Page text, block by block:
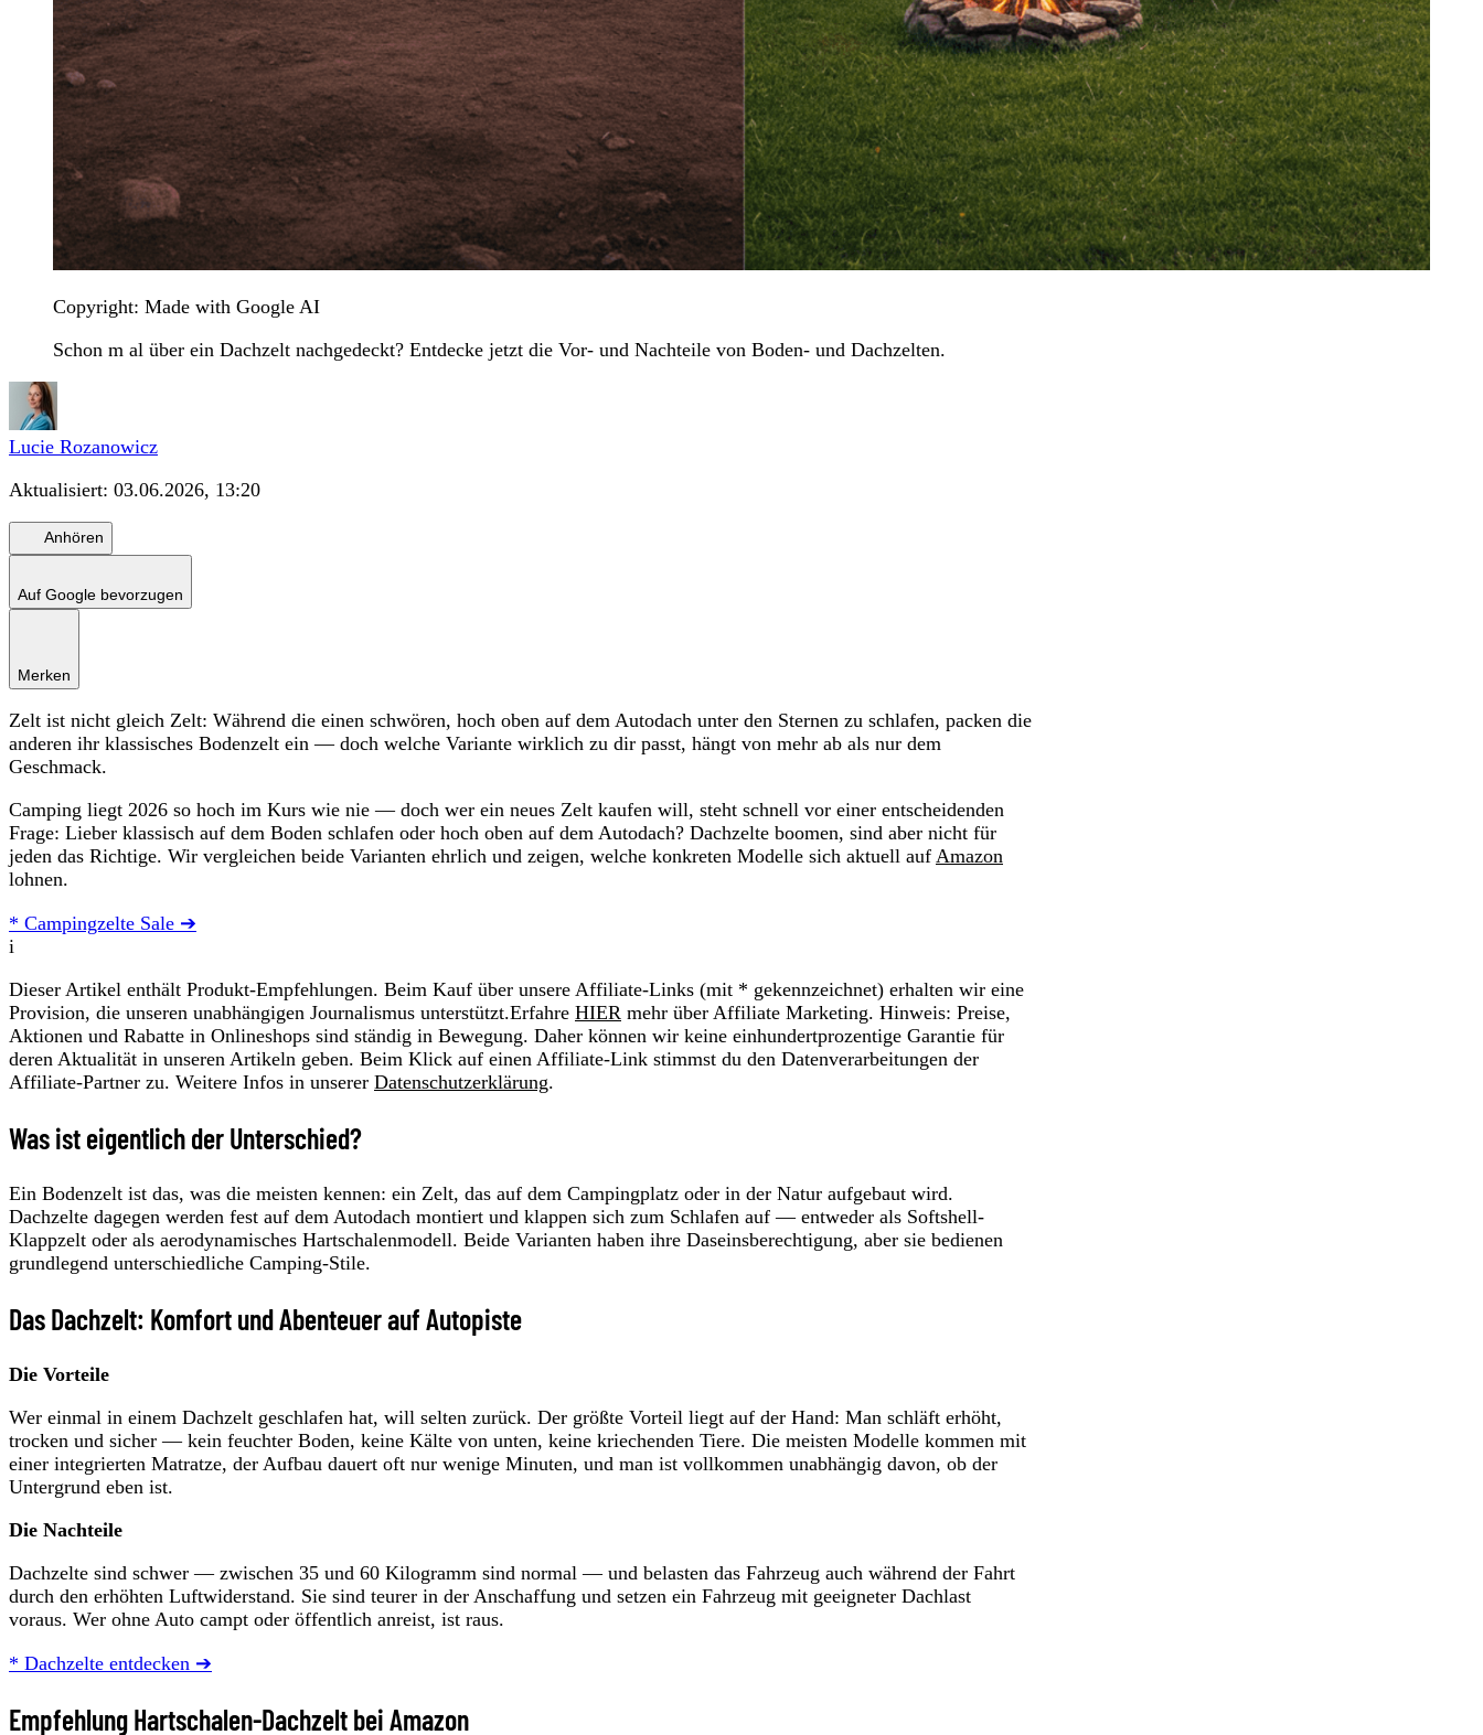
Copyright: Made with Google AI
Schon m al über ein Dachzelt nachgedeckt? Entdecke jetzt die Vor- und Nachteile von Boden- und Dachzelten.
Lucie Rozanowicz
Aktualisiert: 03.06.2026, 13:20
Anhören
Auf Google bevorzugen
Merken
Zelt ist nicht gleich Zelt: Während die einen schwören, hoch oben auf dem Autodach unter den Sternen zu schlafen, packen die
anderen ihr klassisches Bodenzelt ein — doch welche Variante wirklich zu dir passt, hängt von mehr ab als nur dem
Geschmack.
Camping liegt 2026 so hoch im Kurs wie nie — doch wer ein neues Zelt kaufen will, steht schnell vor einer entscheidenden
Frage: Lieber klassisch auf dem Boden schlafen oder hoch oben auf dem Autodach? Dachzelte boomen, sind aber nicht für
jeden das Richtige. Wir vergleichen beide Varianten ehrlich und zeigen, welche konkreten Modelle sich aktuell auf Amazon
lohnen.
* Campingzelte Sale ➔
i
Dieser Artikel enthält Produkt-Empfehlungen. Beim Kauf über unsere Affiliate-Links (mit * gekennzeichnet) erhalten wir eine
Provision, die unseren unabhängigen Journalismus unterstützt.Erfahre HIER mehr über Affiliate Marketing. Hinweis: Preise,
Aktionen und Rabatte in Onlineshops sind ständig in Bewegung. Daher können wir keine einhundertprozentige Garantie für
deren Aktualität in unseren Artikeln geben. Beim Klick auf einen Affiliate-Link stimmst du den Datenverarbeitungen der
Affiliate-Partner zu. Weitere Infos in unserer Datenschutzerklärung.
Was ist eigentlich der Unterschied?
Ein Bodenzelt ist das, was die meisten kennen: ein Zelt, das auf dem Campingplatz oder in der Natur aufgebaut wird.
Dachzelte dagegen werden fest auf dem Autodach montiert und klappen sich zum Schlafen auf — entweder als Softshell-
Klappzelt oder als aerodynamisches Hartschalenmodell. Beide Varianten haben ihre Daseinsberechtigung, aber sie bedienen
grundlegend unterschiedliche Camping-Stile.
Das Dachzelt: Komfort und Abenteuer auf Autopiste
Die Vorteile
Wer einmal in einem Dachzelt geschlafen hat, will selten zurück. Der größte Vorteil liegt auf der Hand: Man schläft erhöht,
trocken und sicher — kein feuchter Boden, keine Kälte von unten, keine kriechenden Tiere. Die meisten Modelle kommen mit
einer integrierten Matratze, der Aufbau dauert oft nur wenige Minuten, und man ist vollkommen unabhängig davon, ob der
Untergrund eben ist.
Die Nachteile
Dachzelte sind schwer — zwischen 35 und 60 Kilogramm sind normal — und belasten das Fahrzeug auch während der Fahrt
durch den erhöhten Luftwiderstand. Sie sind teurer in der Anschaffung und setzen ein Fahrzeug mit geeigneter Dachlast
voraus. Wer ohne Auto campt oder öffentlich anreist, ist raus.
* Dachzelte entdecken ➔
Empfehlung Hartschalen-Dachzelt bei Amazon